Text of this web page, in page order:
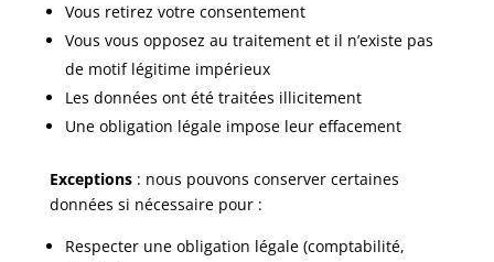
Vous retirez votre consentement
Vous vous opposez au traitement et il n’existe pas
de motif légitime impérieux
Les données ont été traitées illicitement
Une obligation légale impose leur effacement
Exceptions: nous pouvons conserver certaines
données si nécessaire pour :
Respecter une obligation légale (comptabilité,